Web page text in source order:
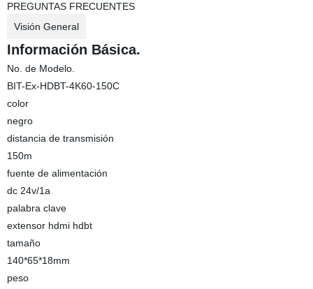
PREGUNTAS FRECUENTES
Visión General
Información Básica.
No. de Modelo.
BIT-Ex-HDBT-4K60-150C
color
negro
distancia de transmisión
150m
fuente de alimentación
dc 24v/1a
palabra clave
extensor hdmi hdbt
tamaño
140*65*18mm
peso